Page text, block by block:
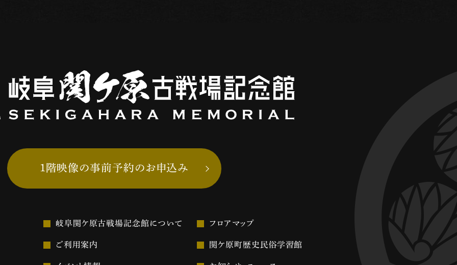
1階映像の事前予約のお申込み
岐阜関ケ原古戦場記念館について フロアマップ
ご利用案内 関ケ原町歴史民俗学習館